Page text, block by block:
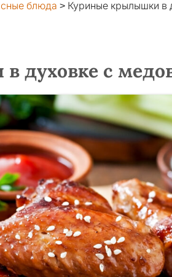
блюда > Куриные крылышки в
духовке с